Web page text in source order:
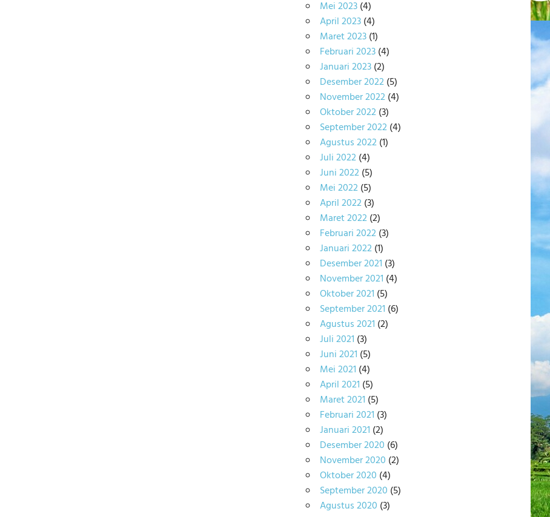
Mei 2023(4)
April 2023(4)
Maret 2023(1)
Februari 2023(4)
Januari 2023(2)
Desember 2022(5)
November 2022(4)
Oktober 2022(3)
September 2022(4)
Agustus 2022(1)
Juli 2022(4)
Juni 2022(5)
Mei 2022(5)
April 2022(3)
Maret 2022(2)
Februari 2022(3)
Januari 2022(1)
Desember 2021 (3)
November 2021 (4)
Oktober 2021 (5)
September 2021 (6)
Agustus 2021 (2)
Juli 2021 (3)
Juni 2021 (5)
Mei 2021 (4)
April 2021 (5)
Maret 2021 (5)
Februari 2021 (3)
Januari 2021 (2)
Desember 2020 (6)
November 2020 (2)
Oktober 2020 (4)
September 2020 (5)
Agustus 2020 (3)